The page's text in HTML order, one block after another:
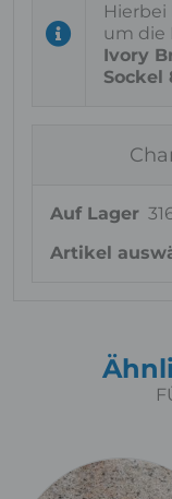
Hierbei
um die
Ivory
Sockel
Auf Lager
Artikel